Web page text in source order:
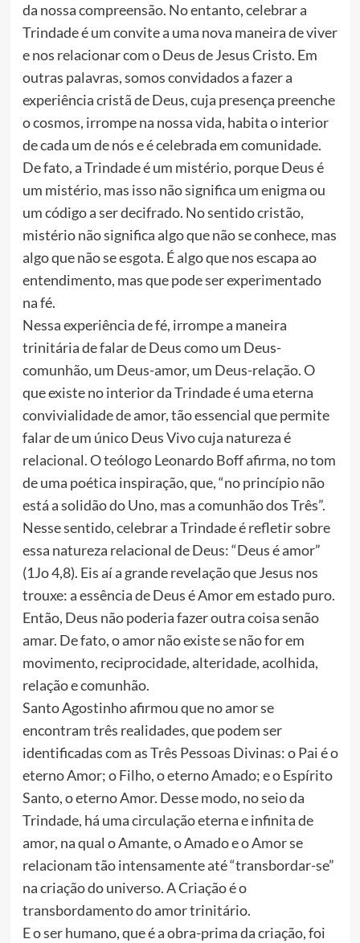
da nossa compreensão. No entanto, celebrar a
Trindade é um convite a uma nova maneira de viver
e nos relacionar com o Deus de Jesus Cristo. Em
outras palavras, somos convidados a fazer a
experiência cristã de Deus, cuja presença preenche
o cosmos, irrompe na nossa vida, habita o interior
de cada um de nós e é celebrada em comunidade.
De fato, a Trindade é um mistério, porque Deus é
um mistério, mas isso não significa um enigma ou
um código a ser decifrado. No sentido cristão,
mistério não significa algo que não se conhece, mas
algo que não se esgota. É algo que nos escapa ao
entendimento, mas que pode ser experimentado
na fé.
Nessa experiência de fé, irrompe a maneira
trinitária de falar de Deus como um Deus-
comunhão, um Deus-amor, um Deus-relação. O
que existe no interior da Trindade é uma eterna
convivialidade de amor, tão essencial que permite
falar de um único Deus Vivo cuja natureza é
relacional. O teólogo Leonardo Boff afirma, no tom
de uma poética inspiração, que, “no princípio não
está a solidão do Uno, mas a comunhão dos Três”.
Nesse sentido, celebrar a Trindade é refletir sobre
essa natureza relacional de Deus: “Deus é amor”
(1Jo 4,8). Eis aí a grande revelação que Jesus nos
trouxe: a essência de Deus é Amor em estado puro.
Então, Deus não poderia fazer outra coisa senão
amar. De fato, o amor não existe se não for em
movimento, reciprocidade, alteridade, acolhida,
relação e comunhão.
Santo Agostinho afirmou que no amor se
encontram três realidades, que podem ser
identificadas com as Três Pessoas Divinas: o Pai é o
eterno Amor; o Filho, o eterno Amado; e o Espírito
Santo, o eterno Amor. Desse modo, no seio da
Trindade, há uma circulação eterna e infinita de
amor, na qual o Amante, o Amado e o Amor se
relacionam tão intensamente até “transbordar-se”
na criação do universo. A Criação é o
transbordamento do amor trinitário.
E o ser humano, que é a obra-prima da criação, foi